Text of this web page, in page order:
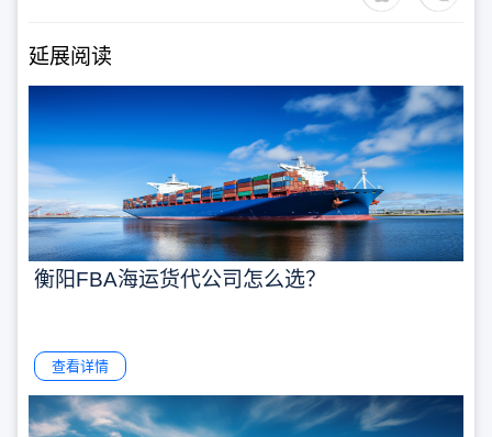
延展阅读
衡阳FBA海运货代公司怎么选？
查看详情